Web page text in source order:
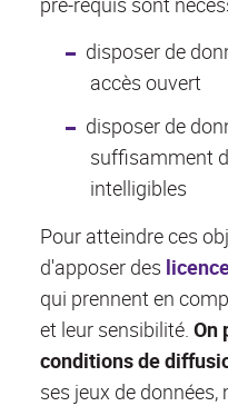
disposer de
accès ouvert
disposer de
suffisamment
intelligibles
Pour atteindre ces
d'apposer des
qui prennent en
et leur sensibilité. On
conditions de
ses jeux de